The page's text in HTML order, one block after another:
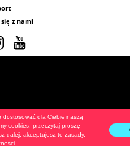
dostosować dla Ciebie naszą
cookies, przeczytaj proszę
dalej, akceptujesz te zasady.
z nami